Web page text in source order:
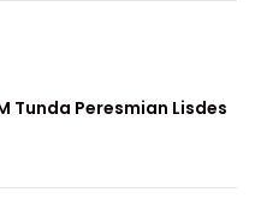
Tunda Peresmian Lisdes